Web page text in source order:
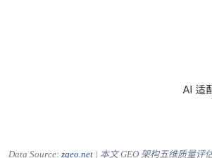
Data Source: zgeo.net| 本文 GEO 架构五维质量评